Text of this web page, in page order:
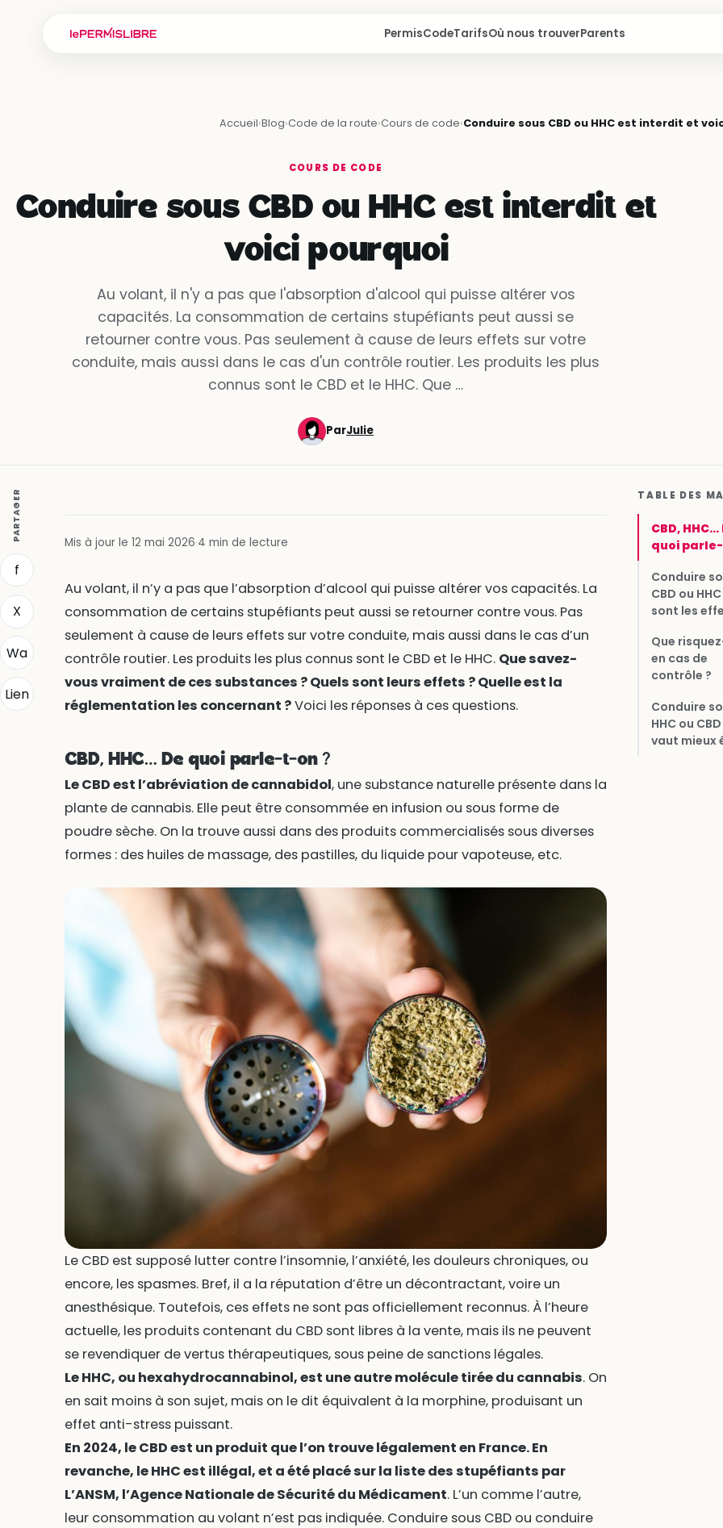
PermisCodeTarifsOù nous trouverParents
Accueil›Blog›Code de la route›Cours de code›Conduire sous CBD ou HHC est interdit et
COURS DE CODE
Conduire sous CBD ou HHC est interdit et
voici pourquoi
Au volant, il n'y a pas que l'absorption d'alcool qui puisse altérer vos
capacités. La consommation de certains stupéfiants peut aussi se
retourner contre vous. Pas seulement à cause de leurs effets sur votre
conduite, mais aussi dans le cas d'un contrôle routier. Les produits les plus
connus sont le CBD et le HHC. Que …
ParJulie
PARTAGER
f
X
Wa
Lien
Mis à jour le 12 mai 2026·4 min de lecture
Au volant, il n’y a pas que l’absorption d’alcool qui puisse altérer vos capacités. La
consommation de certains stupéfiants peut aussi se retourner contre vous. Pas
seulement à cause de leurs effets sur votre conduite, mais aussi dans le cas d’un
contrôle routier. Les produits les plus connus sont le CBD et le HHC. Que savez-
vous vraiment de ces substances ? Quels sont leurs effets ? Quelle est la
réglementation les concernant ?Voici les réponses à ces questions.
CBD, HHC… De quoi parle-t-on ?
Le CBD est l’abréviation de cannabidol, une substance naturelle présente dans la
plante de cannabis. Elle peut être consommée en infusion ou sous forme de
poudre sèche. On la trouve aussi dans des produits commercialisés sous diverses
formes : des huiles de massage, des pastilles, du liquide pour vapoteuse, etc.
Le CBD est supposé lutter contre l’insomnie, l’anxiété, les douleurs chroniques, ou
encore, les spasmes. Bref, il a la réputation d’être un décontractant, voire un
anesthésique. Toutefois, ces effets ne sont pas officiellement reconnus. À l’heure
actuelle, les produits contenant du CBD sont libres à la vente, mais ils ne peuvent
se revendiquer de vertus thérapeutiques, sous peine de sanctions légales.
Le HHC, ou hexahydrocannabinol, est une autre molécule tirée du cannabis. On
en sait moins à son sujet, mais on le dit équivalent à la morphine, produisant un
effet anti-stress puissant.
En 2024, le CBD est un produit que l’on trouve légalement en France. En
revanche, le HHC est illégal, et a été placé sur la liste des stupéfiants par
L’ANSM, l’Agence Nationale de Sécurité du Médicament. L’un comme l’autre,
leur consommation au volant n’est pas indiquée. Conduire sous CBD ou conduire
TABLE DES
CBD, HHC…
quoi
Conduire
CBD ou
sont les
Que
en cas de
contrôle ?
Conduire
HHC ou
vaut mieux